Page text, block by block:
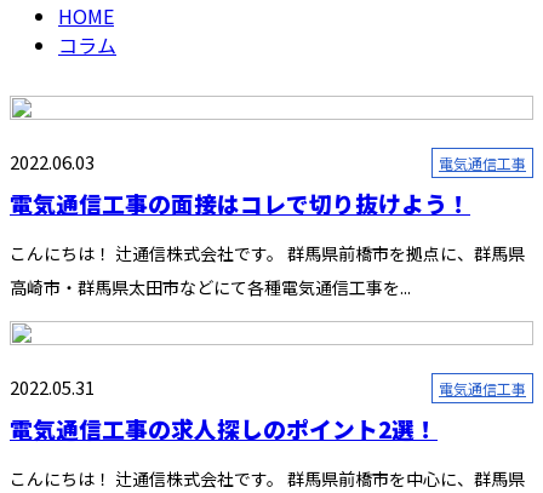
HOME
コラム
2022.06.03 電気通信工事
電気通信工事の面接はコレで切り抜けよう！
こんにちは！ 辻通信株式会社です。 群馬県前橋市を拠点に、群馬県
高崎市・群馬県太田市などにて各種電気通信工事を...
2022.05.31 電気通信工事
電気通信工事の求人探しのポイント2選！
こんにちは！ 辻通信株式会社です。 群馬県前橋市を中心に、群馬県